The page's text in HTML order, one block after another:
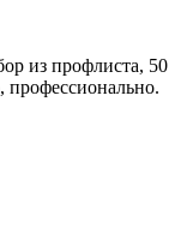
из профлиста, 50
профессионально.